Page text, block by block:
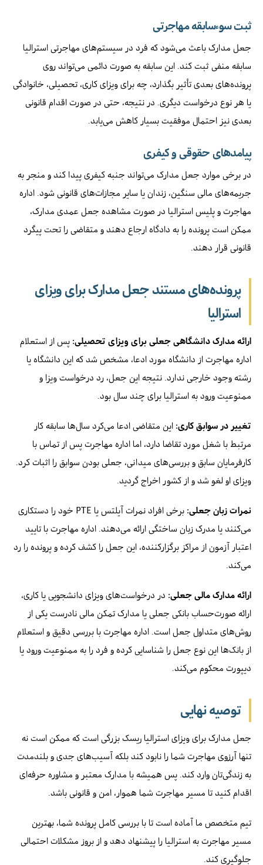
ثبت سوءسابقه مهاجرتی
جعل مدارک باعث می‌شود که فرد در سیستم‌های مهاجرتی استرالیا
سابقه منفی ثبت کند. این سابقه به صورت دائمی می‌تواند روی
پرونده‌های بعدی تأثیر بگذارد، چه برای ویزای کاری، تحصیلی، خانوادگی
یا هر نوع درخواست دیگری. در نتیجه، حتی در صورت اقدام قانونی
بعدی نیز احتمال موفقیت بسیار کاهش می‌یابد.
پیامدهای حقوقی و کیفری
در برخی موارد جعل مدارک می‌تواند جنبه کیفری پیدا کند و منجر به
جریمه‌های مالی سنگین، زندان یا سایر مجازات‌های قانونی شود. اداره
مهاجرت و پلیس استرالیا در صورت مشاهده جعل عمدی مدارک،
ممکن است پرونده را به دادگاه ارجاع دهند و متقاضی را تحت پیگرد
قانونی قرار دهند.
پرونده‌های مستند جعل مدارک برای ویزای
استرالیا
ارائه مدارک دانشگاهی جعلی برای ویزای تحصیلی: پس از استعلام
اداره مهاجرت از دانشگاه مورد ادعا، مشخص شد که این دانشگاه یا
رشته وجود خارجی ندارد. نتیجه این جعل، رد درخواست ویزا و
ممنوعیت ورود به استرالیا برای چند سال بود.
تغییر در سوابق کاری: این متقاضی ادعا می‌کرد سال‌ها سابقه کار
مرتبط با شغل مورد تقاضا دارد، اما اداره مهاجرت پس از تماس با
کارفرمایان سابق و بررسی‌های میدانی، جعلی بودن سوابق را اثبات کرد.
ویزای او لغو شد و از کشور اخراج گردید.
نمرات زبان جعلی:
برخی افراد نمرات آیلتس یا PTE خود را دستکاری
می‌کنند یا مدرک زبان ساختگی ارائه می‌دهند. اداره مهاجرت با تایید
اعتبار آزمون از مراکز برگزارکننده، این جعل را کشف کرده و پرونده را رد
می‌کند.
ارائه مدارک مالی جعلی: در درخواست‌های ویزای دانشجویی یا کاری،
ارائه صورت‌حساب بانکی جعلی یا مدارک تمکن مالی نادرست یکی از
روش‌های متداول جعل است. اداره مهاجرت با بررسی دقیق و استعلام
از بانک‌ها این نوع جعل را شناسایی کرده و فرد را به ممنوعیت ورود یا
دیپورت محکوم می‌کند.
توصیه نهایی
جعل مدارک برای ویزای استرالیا ریسک بزرگی است که ممکن است نه
تنها آرزوی مهاجرت شما را نابود کند بلکه آسیب‌های جدی و بلندمدت
به زندگی‌تان وارد کند. پس همیشه با مدارک معتبر و مشاوره حرفه‌ای
اقدام کنید تا مسیر مهاجرت شما هموار، امن و قانونی باشد.
تیم متخصص ما آماده است تا با بررسی کامل پرونده شما، بهترین
مسیر مهاجرت به استرالیا را پیشنهاد دهد و از بروز مشکلات احتمالی
جلوگیری کند.